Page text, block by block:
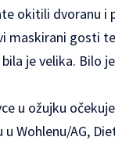
okitili dvoranu
maskirani gosti
je velika. Bilo
u ožujku
Wohlenu/AG,